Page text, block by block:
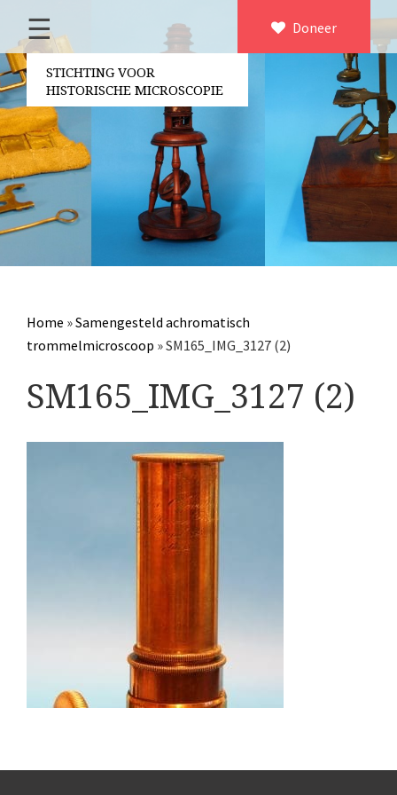
×
Home
Over ons
Contact
Bestuur
Vrijwilligers
Partners
Jaarverslagen
Microscopen
Overige optische instrumenten
Elektrische meetapparatuur
Boeken
Divers
Makers
Images
Culpeper (ca. 1735)
Cuff (ca. 1745)
volgens Culpeper (1750-1780)
‘Jones’ most improved type’ (1800-1830)
Long, Gould type (1821-1850)
Nachet, ‘grand modèle’ (1856-1862)
Doneer
☰
STICHTING VOOR
HISTORISCHE MICROSCOPIE
Home »Samengesteld achromatisch
trommelmicroscoop »SM165_IMG_3127 (2)
SM165_IMG_3127 (2)